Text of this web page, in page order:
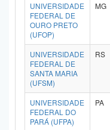
UNIVERSIDADE
FEDERAL DE
OURO PRETO
(UFOP)
MG
UNIVERSIDADE
FEDERAL DE
SANTA MARIA
(UFSM)
RS
UNIVERSIDADE
FEDERAL DO
PARÁ (UFPA)
PA